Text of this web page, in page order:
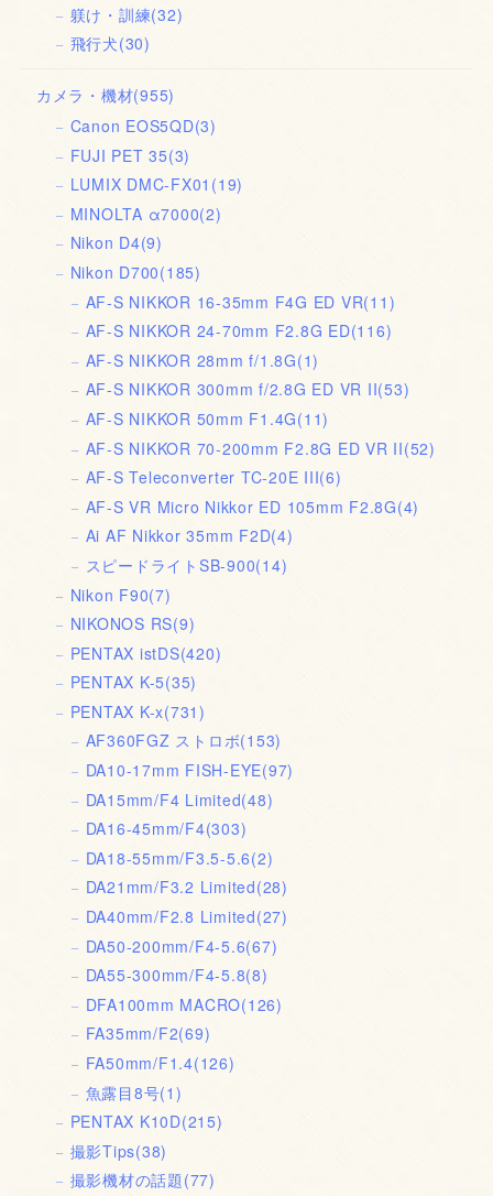
躾け・訓練(32)
飛行犬(30)
カメラ・機材(955)
Canon EOS5QD(3)
FUJI PET 35(3)
LUMIX DMC-FX01 (19)
MINOLTA α7000(2)
Nikon D4(9)
Nikon D700(185)
AF-S NIKKOR 16-35mm F4G ED VR(11)
AF-S NIKKOR 24-70mm F2.8G ED(116)
AF-S NIKKOR 28mm f/1.8G(1)
AF-S NIKKOR 300mm f/2.8G ED VR II(53)
AF-S NIKKOR 50mm F1.4G(11)
AF-S NIKKOR 70-200mm F2.8G ED VR II(52)
AF-S Teleconverter TC-20E III(6)
AF-S VR Micro Nikkor ED 105mm F2.8G(4)
Ai AF Nikkor 35mm F2D(4)
スピードライトSB-900(14)
Nikon F90(7)
NIKONOS RS(9)
PENTAX istDS(420)
PENTAX K-5(35)
PENTAX K-x(731)
AF360FGZ ストロボ(153)
DA10-17mm FISH-EYE(97)
DA15mm/F4 Limited(48)
DA16-45mm/F4(303)
DA18-55mm/F3.5-5.6(2)
DA21mm/F3.2 Limited(28)
DA40mm/F2.8 Limited(27)
DA50-200mm/F4-5.6(67)
DA55-300mm/F4-5.8(8)
DFA100mm MACRO(126)
FA35mm/F2(69)
FA50mm/F1.4(126)
魚露目8号(1)
PENTAX K10D(215)
撮影Tips(38)
撮影機材の話題(77)